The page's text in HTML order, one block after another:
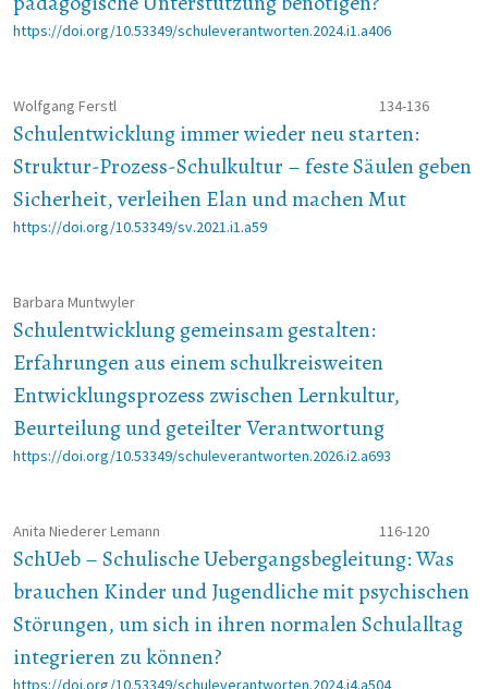
https://doi.org/10.53349/schuleverantworten.2024.i1.a406
Wolfgang Ferstl 134-136
Schulentwicklung immer wieder neu starten:
Struktur-Prozess-Schulkultur – feste Säulen geben
Sicherheit, verleihen Elan und machen Mut
https://doi.org/10.53349/sv.2021.i1.a59
Barbara Muntwyler
Schulentwicklung gemeinsam gestalten:
Erfahrungen aus einem schulkreisweiten
Entwicklungsprozess zwischen Lernkultur,
Beurteilung und geteilter Verantwortung
https://doi.org/10.53349/schuleverantworten.2026.i2.a693
Anita Niederer Lemann 116-120
SchUeb – Schulische Uebergangsbegleitung: Was
brauchen Kinder und Jugendliche mit psychischen
Stö­run­gen, um sich in ihren normalen Schulalltag
integrieren zu kön­nen?